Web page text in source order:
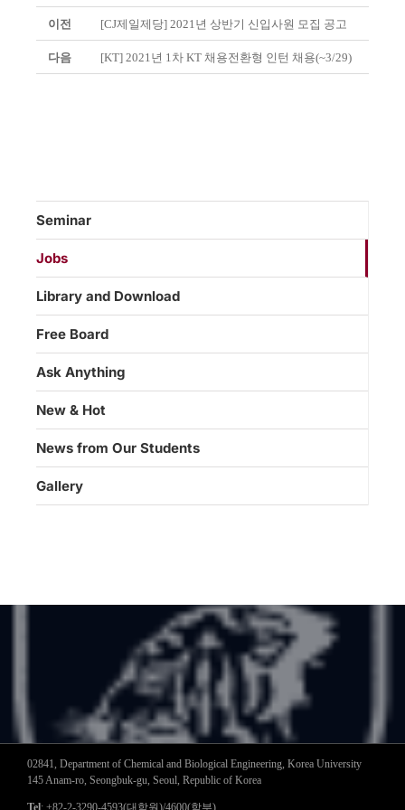
이전 [CJ제일제당] 2021년 상반기 신입사원 모집 공고
다음 [KT] 2021년 1차 KT 채용전환형 인턴 채용(~3/29)
Seminar
Jobs
Library and Download
Free Board
Ask Anything
New & Hot
News from Our Students
Gallery
02841, Department of Chemical and Biological Engineering, Korea University
145 Anam-ro, Seongbuk-gu, Seoul, Republic of Korea